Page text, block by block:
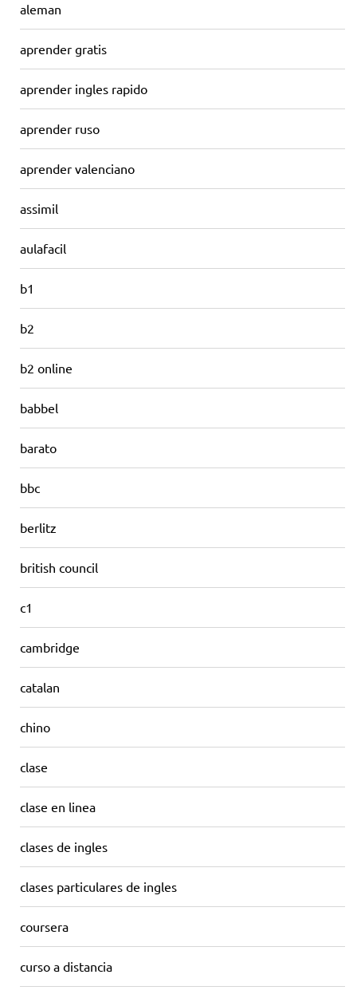
aleman
aprender gratis
aprender ingles rapido
aprender ruso
aprender valenciano
assimil
aulafacil
b1
b2
b2 online
babbel
barato
bbc
berlitz
british council
c1
cambridge
catalan
chino
clase
clase en linea
clases de ingles
clases particulares de ingles
coursera
curso a distancia